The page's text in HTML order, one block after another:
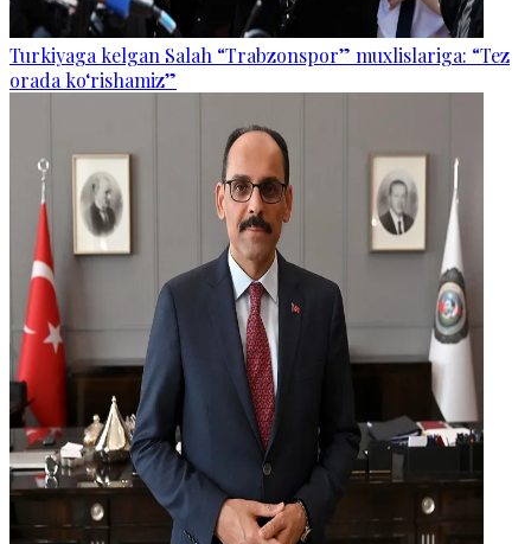
Turkiyaga kelgan Salah “Trabzonspor” muxlislariga: “Tez
orada ko‘rishamiz”